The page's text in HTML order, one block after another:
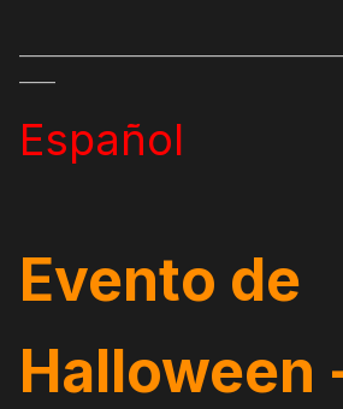
Español
Evento de
Halloween